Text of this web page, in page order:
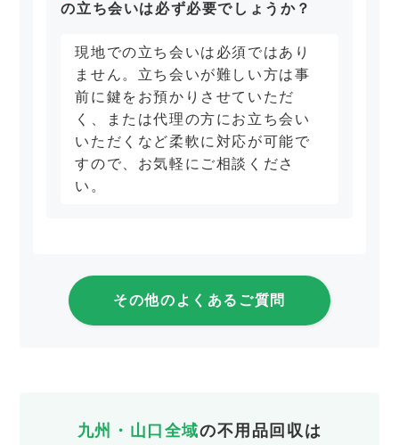
の立ち会いは必ず必要でしょうか？
現地での立ち会いは必須ではあり
ません。立ち会いが難しい方は事
前に鍵をお預かりさせていただ
く、または代理の方にお立ち会い
いただくなど柔軟に対応が可能で
すので、お気軽にご相談くださ
い。
その他のよくあるご質問
九州・山口全域の不用品回収は